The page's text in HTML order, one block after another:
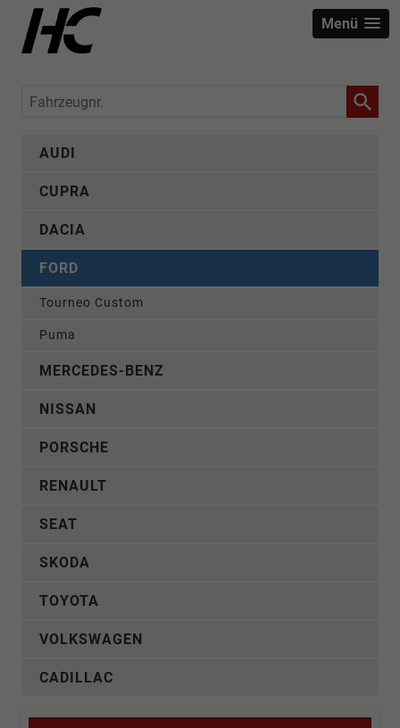
Menü
Fahrzeugnr.
AUDI
CUPRA
DACIA
FORD
Tourneo Custom
Puma
MERCEDES-BENZ
NISSAN
PORSCHE
RENAULT
SEAT
SKODA
TOYOTA
VOLKSWAGEN
CADILLAC